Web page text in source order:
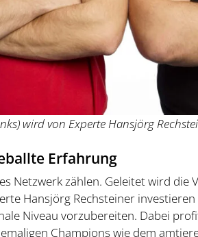
wird von Experte Hansjörg
Erfahrung
Netzwerk zählen. Geleitet wird
Hansjörg Rechsteiner
Niveau vorzubereiten. Dabei
Champions wie dem